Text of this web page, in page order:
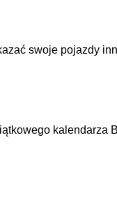
swoje pojazdy
kalendarza